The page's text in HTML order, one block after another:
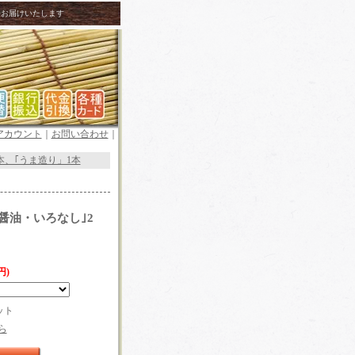
届けいたします
カウント お問い合わせ｜
、｢うま造り」1本
油・いろなし｣2
)
ト